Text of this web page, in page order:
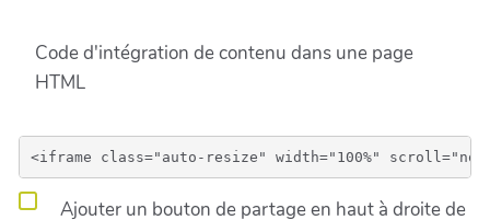
Code d'intégration de contenu dans une page
HTML
Ajouter un bouton de partage en haut à droite de